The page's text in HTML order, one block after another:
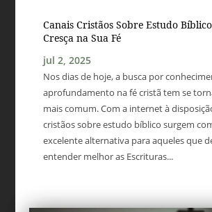
Canais Cristãos Sobre Estudo
Cresça na Sua Fé
jul 2, 2025
Nos dias de hoje, a busca por
aprofundamento na fé cristã tem se
mais comum. Com a internet à
cristãos sobre estudo bíblico surgem
excelente alternativa para aqueles que
entender melhor as Escrituras...